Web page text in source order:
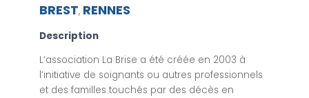
BREST, RENNES
Description
L’association La Brise a été créée en 2003 à
l’initiative de soignants ou autres professionnels
et des familles touchés par des décès en